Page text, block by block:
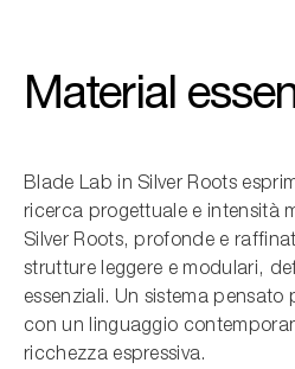
Material
Blade Lab in Silver Roots
ricerca progettuale e intensità
Silver Roots, profonde e
strutture leggere e modulari,
essenziali. Un sistema pensato
con un linguaggio
ricchezza espressiva.